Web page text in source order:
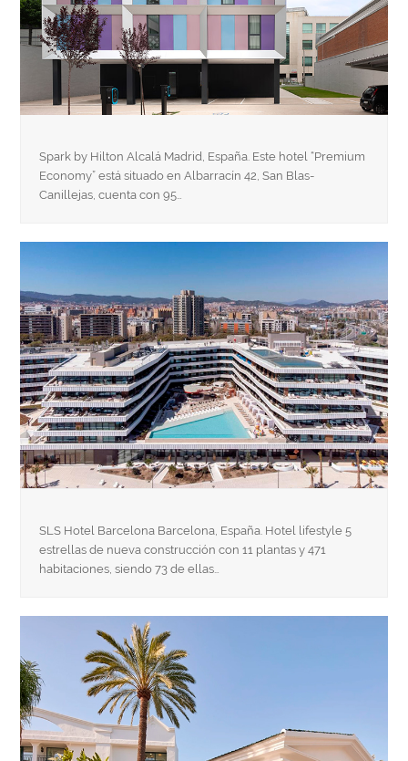
Spark by Hilton Alcalá Madrid, España. Este hotel “Premium
Economy” está situado en Albarracín 42, San Blas-
Canillejas, cuenta con 95…
SLS Hotel Barcelona Barcelona, España. Hotel lifestyle 5
estrellas de nueva construcción con 11 plantas y 471
habitaciones, siendo 73 de ellas…